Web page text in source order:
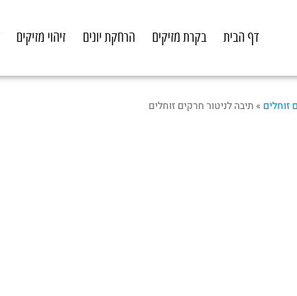
דף הבית בקרת מזיקים הרחקת יונים זיהוי מזיקים
זוחלים »תיבה לניטור חרקים זוחלים